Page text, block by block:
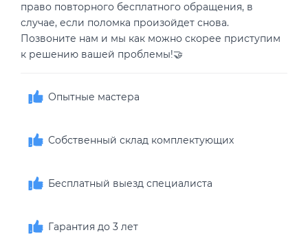
право повторного бесплатного обращения, в
случае, если поломка произойдет снова.
Позвоните нам и мы как можно скорее приступим
к решению вашей проблемы!🤝
Опытные мастера
Собственный склад комплектующих
Бесплатный выезд специалиста
Гарантия до 3 лет